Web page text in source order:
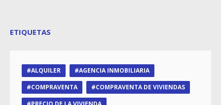
ETIQUETAS
ALQUILER
AGENCIA INMOBILIARIA
COMPRAVENTA
COMPRAVENTA DE VIVIENDAS